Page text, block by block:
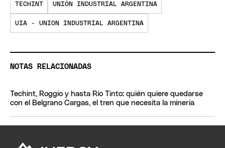
TECHINT UNIÓN INDUSTRIAL ARGENTINA
UIA - UNION INDUSTRIAL ARGENTINA
NOTAS RELACIONADAS
Techint, Roggio y hasta Río Tinto: quién quiere quedarse
con el Belgrano Cargas, el tren que necesita la minería